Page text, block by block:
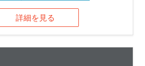
詳細を見る